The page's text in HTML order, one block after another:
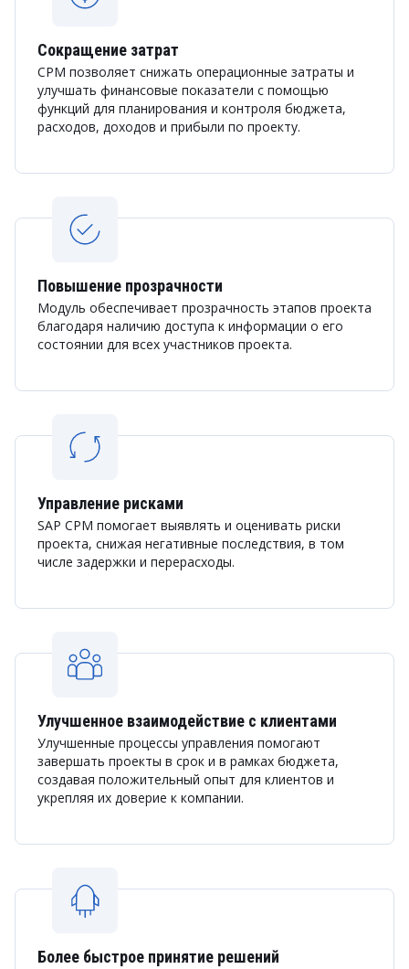
Сокращение затрат
CPM позволяет снижать операционные затраты и
улучшать финансовые показатели с помощью
функций для планирования и контроля бюджета,
расходов, доходов и прибыли по проекту.
Повышение прозрачности
Модуль обеспечивает прозрачность этапов проекта
благодаря наличию доступа к информации о его
состоянии для всех участников проекта.
Управление рисками
SAP CPM помогает выявлять и оценивать риски
проекта, снижая негативные последствия, в том
числе задержки и перерасходы.
Улучшенное взаимодействие с клиентами
Улучшенные процессы управления помогают
завершать проекты в срок и в рамках бюджета,
создавая положительный опыт для клиентов и
укрепляя их доверие к компании.
Более быстрое принятие решений